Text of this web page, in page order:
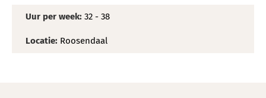
Uur per week: 32 - 38
Locatie: Roosendaal